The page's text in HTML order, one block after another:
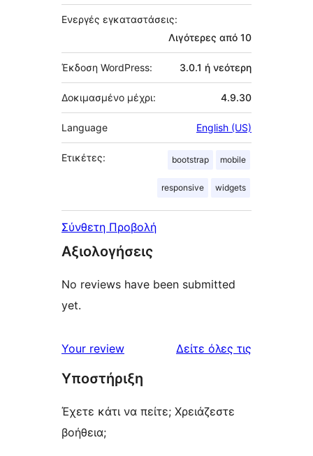
Ενεργές εγκαταστάσεις:
Λιγότερες από 10
Έκδοση WordPress: 3.0.1 ή νεότερη
Δοκιμασμένο μέχρι: 4.9.30
Language English (US)
Ετικέτες: bootstrap mobile
responsive widgets
Σύνθετη Προβολή
Αξιολογήσεις
No reviews have been submitted
yet.
Your review Δείτε όλες τις
Υποστήριξη
Έχετε κάτι να πείτε; Χρειάζεστε
βοήθεια;